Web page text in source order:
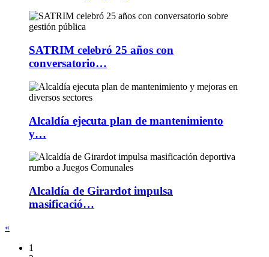
SATRIM celebró 25 años con
conversatorio…
Alcaldía ejecuta plan de mantenimiento
y…
Alcaldía de Girardot impulsa
masificació…
«
1